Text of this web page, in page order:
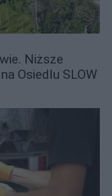
Niższe
Osiedlu SLOW